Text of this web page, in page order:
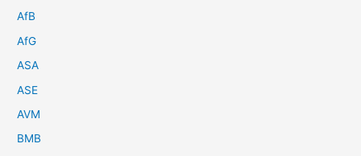
AfB
AfG
ASA
ASE
AVM
BMB